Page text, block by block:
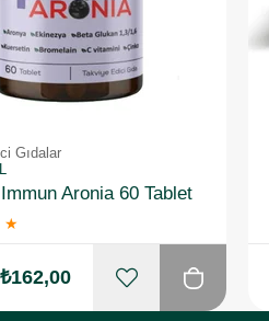
Gıdalar
Aronia 60 Tablet
★
₺162,00